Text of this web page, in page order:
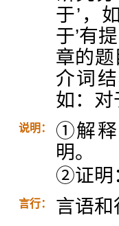
于’，
于’有
章的题
介词
如：
说明：
①解释
明。
②证明
言行： 言语和